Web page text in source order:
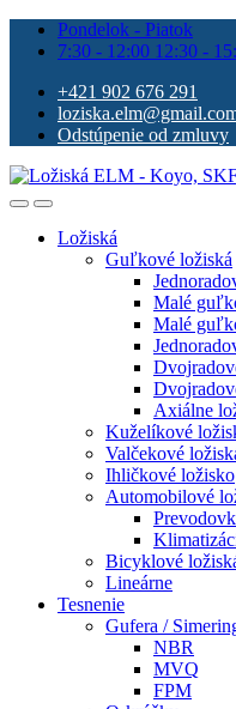
Pondelok - Piatok
7:30 - 12:00 12:30 -
+421 902 676 291
Odstúpenie od zmluvy
Ložiská
Guľkové ložiská
Malé
Malé
Axiálne
Kuželíkové
Valčekové
Ihličkové ložisko
Automobilové
Bicyklové
Lineárne
Tesnenie
Gufera /
NBR
MVQ
FPM